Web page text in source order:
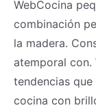
WebCocina
combinación
la madera.
atemporal con.
tendencias
cocina con